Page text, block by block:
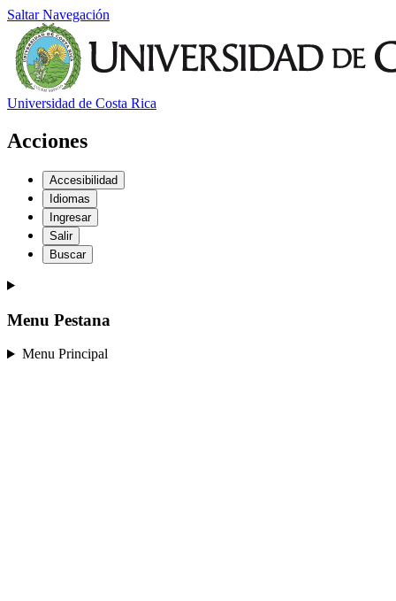
Saltar Navegación
Universidad de Costa Rica
Acciones
Accesibilidad
Idiomas
Ingresar
Salir
Buscar
Menu Pestana
Menu Principal